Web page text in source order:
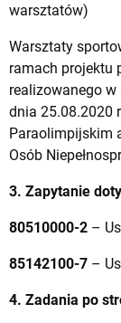
warsztatów)
Warsztaty
ramach projektu
realizowanego
dnia 25.08.2020
Paraolimpijskim
Osób
3. Zapytanie
80510000-2 –
85142100-7 –
4. Zadania po